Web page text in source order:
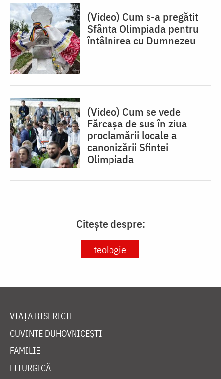
(Video) Cum s-a pregătit
Sfânta Olimpiada pentru
întâlnirea cu Dumnezeu
(Video) Cum se vede
Fărcașa de sus în ziua
proclamării locale a
canonizării Sfintei
Olimpiada
Citește despre:
teologie
VIAȚA BISERICII
CUVINTE DUHOVNICEȘTI
FAMILIE
LITURGICĂ